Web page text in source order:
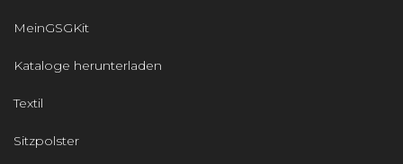
MeinGSGKit
Kataloge herunterladen
Textil
Sitzpolster